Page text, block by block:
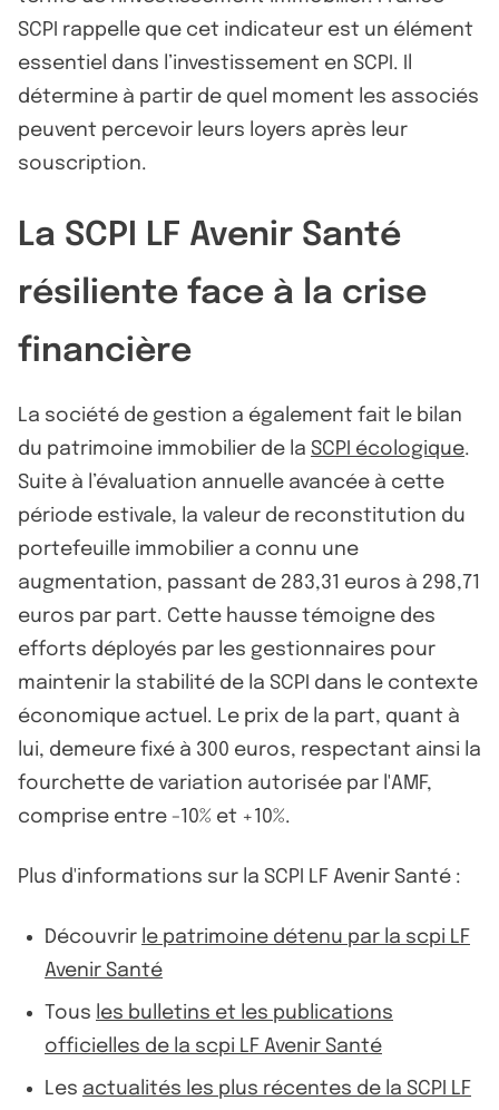
SCPI rappelle que cet indicateur est un élément
essentiel dans l’investissement en SCPI. Il
détermine à partir de quel moment les associés
peuvent percevoir leurs loyers après leur
souscription.
La SCPI LF Avenir Santé
résiliente face à la crise
financière
La société de gestion a également fait le bilan
du patrimoine immobilier de la SCPI écologique.
Suite à l’évaluation annuelle avancée à cette
période estivale, la valeur de reconstitution du
portefeuille immobilier a connu une
augmentation, passant de 283,31 euros à 298,71
euros par part. Cette hausse témoigne des
efforts déployés par les gestionnaires pour
maintenir la stabilité de la SCPI dans le contexte
économique actuel. Le prix de la part, quant à
lui, demeure fixé à 300 euros, respectant ainsi la
fourchette de variation autorisée par l'AMF,
comprise entre -10% et +10%.
Plus d'informations sur la SCPI LF Avenir Santé :
Découvrir le patrimoine détenu par la scpi LF
Avenir Santé
Tous les bulletins et les publications
officielles de la scpi LF Avenir Santé
Les actualités les plus récentes de la SCPI LF